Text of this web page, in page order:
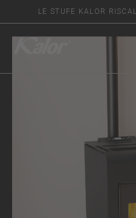
LE STUFE KALOR